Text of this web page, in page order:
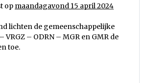
op maandagavond 15 april 2024
lichten de gemeenschappelijke
VRGZ – ODRN – MGR en GMR de
toe.